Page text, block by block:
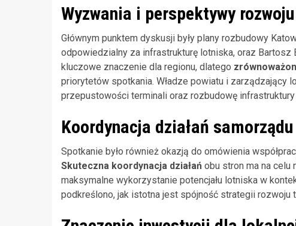
Wyzwania i perspektywy
Głównym punktem dyskusji były plany rozbudowy
odpowiedzialny za infrastrukturę lotniska, oraz
kluczowe znaczenie dla regionu, dlatego
priorytetów spotkania. Władze powiatu i
przepustowości terminali oraz rozbudowę
Koordynacja działań
Spotkanie było również okazją do omówienia
Skuteczna koordynacja działań obu stron ma na celu
maksymalne wykorzystanie potencjału lotniska w
podkreślono, jak istotna jest spójność strategii rozwoju